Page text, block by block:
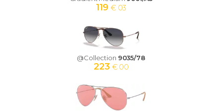
119 € 03
@Collection 9035/78
223 € 00